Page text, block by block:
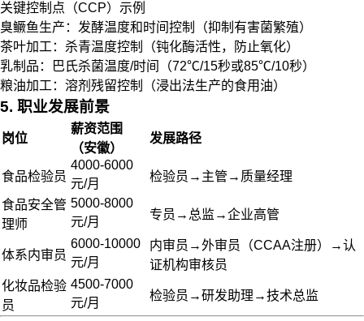
关键控制点（CCP）示例
臭鳜鱼生产：发酵温度和时间控制（抑制有害菌繁殖）
茶叶加工：杀青温度控制（钝化酶活性，防止氧化）
乳制品：巴氏杀菌温度/时间（72℃/15秒或85℃/10秒）
粮油加工：溶剂残留控制（浸出法生产的食用油）
5. 职业发展前景
岗位
薪资范围
（安徽）
发展路径
食品检验员
4000-6000
元/月
检验员→主管→质量经理
食品安全管
理师
5000-8000
元/月
专员→总监→企业高管
体系内审员
6000-10000
元/月
内审员→外审员（CCAA注册）→认
证机构审核员
化妆品检验
员
4500-7000
元/月
检验员→研发助理→技术总监